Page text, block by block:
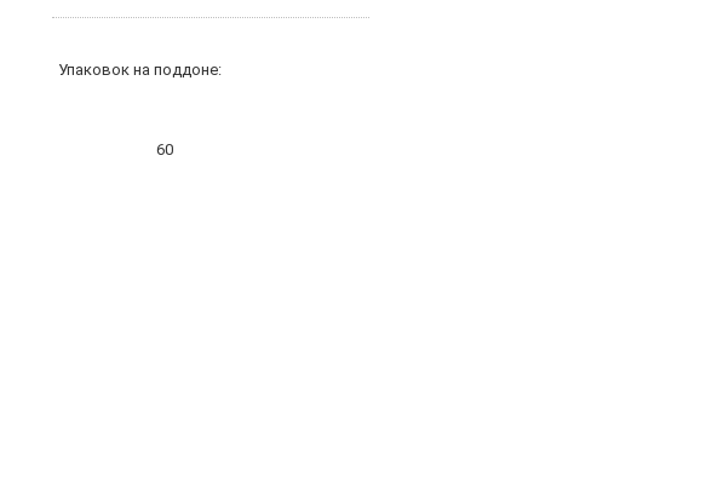
Упаковок на поддоне:
60